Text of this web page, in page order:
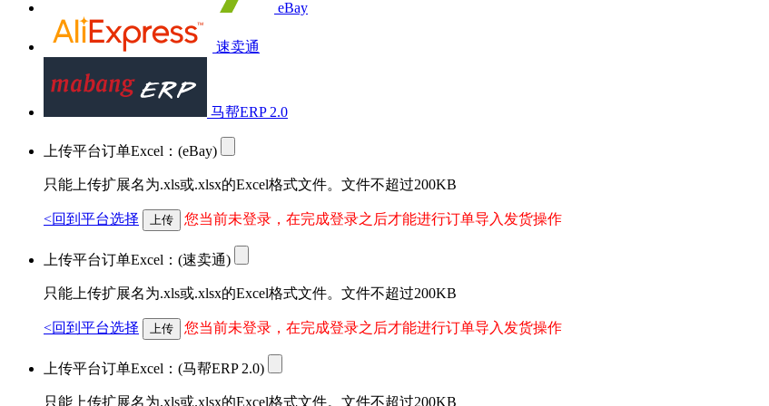
eBay
速卖通
马帮ERP 2.0
上传平台订单Excel： (eBay)
只能上传扩展名为.xls或.xlsx的Excel格式文件。文件不超过200KB
<回到平台选择 上传 您当前未登录，在完成登录之后才能进行订单导入发货操作
上传平台订单Excel： (速卖通)
只能上传扩展名为.xls或.xlsx的Excel格式文件。文件不超过200KB
<回到平台选择 上传 您当前未登录，在完成登录之后才能进行订单导入发货操作
上传平台订单Excel： (马帮ERP 2.0)
只能上传扩展名为.xls或.xlsx的Excel格式文件。文件不超过200KB